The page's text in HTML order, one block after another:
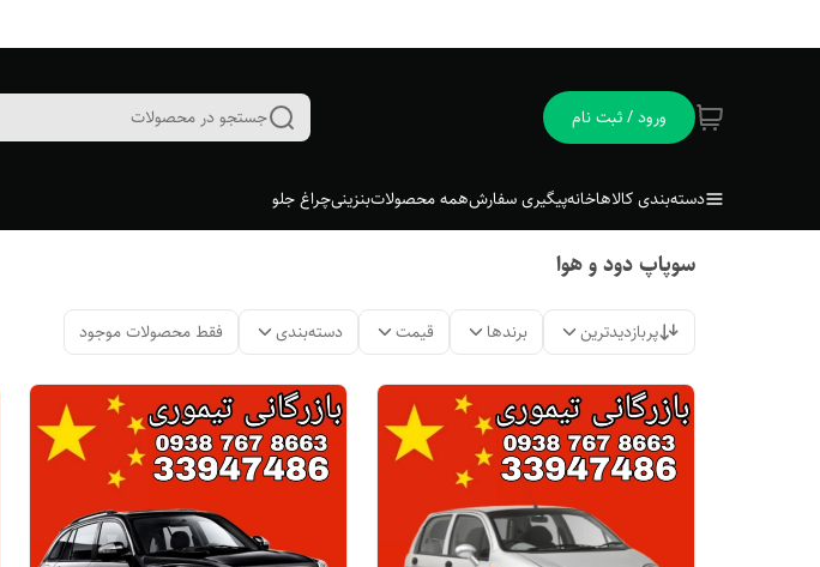
ورود / ثبت نام جستجو در محصولات
دسته‌بندی کالاهاخانهپیگیری سفارشهمه محصولاتبنزینیچراغ جلو
سوپاپ دود و هوا
پربازدیدترین برندها قیمت دسته‌بندی فقط محصولات موجود